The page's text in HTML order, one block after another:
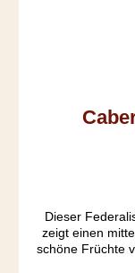
Dieser
zeigt einen
schöne Früchte